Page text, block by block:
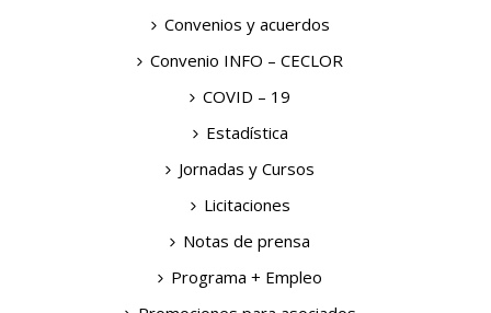
Convenios y acuerdos
Convenio INFO – CECLOR
COVID – 19
Estadística
Jornadas y Cursos
Licitaciones
Notas de prensa
Programa + Empleo